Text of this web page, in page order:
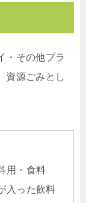
・その他プラ
資源ごみとし
用・食料
入った飲料